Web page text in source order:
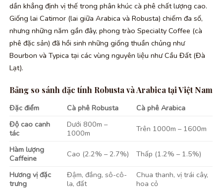
dần khẳng định vị thế trong phân khúc cà phê chất lượng cao.
Giống lai Catimor (lai giữa Arabica và Robusta) chiếm đa số,
nhưng những năm gần đây, phong trào Specialty Coffee (cà
phê đặc sản) đã hồi sinh những giống thuần chủng như
Bourbon và Typica tại các vùng nguyên liệu như Cầu Đất (Đà
Lạt).
Bảng so sánh đặc tính Robusta và Arabica tại Việt Nam
Đặc điểm Cà phê Robusta
Cà phê Arabica
Độ cao canh
tác
Dưới 800m –
1000m
Trên 1000m – 1600m
Hàm lượng
Caffeine
Cao (2.2% – 2.7%) Thấp (1.2% – 1.5%)
Hương vị đặc
trưng
Đậm, đắng, sô-cô-
la, đất
Chua thanh, vị trái cây,
hoa cỏ